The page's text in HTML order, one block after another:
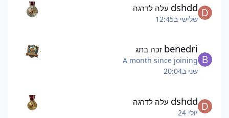
dshdd עלה לדרגה
שלישי ב12:45
benedri זכה בתג
A month since joining
שני ב20:04
dshdd עלה לדרגה
יולי 24